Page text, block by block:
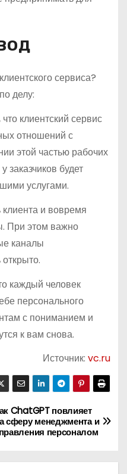
сервиса?
делу:
клиентский сервис
отношений с
этой частью рабочих
заказчиков будет
услугами.
и вовремя
При этом важно
каналы
каждый человек
персонального
с пониманием и
к вам снова.
Источник:vc.ru
ChatGPT повлияет
сферу менеджмента и
персоналом